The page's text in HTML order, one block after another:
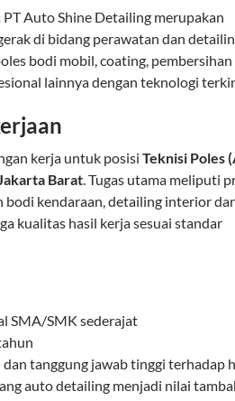
PT Auto Shine Detailing merupakan
di bidang perawatan dan
bodi mobil, coating,
lainnya dengan teknologi
kerja untuk posisi Teknisi Poles
Barat. Tugas utama meliputi
bodi kendaraan, detailing interior
kualitas hasil kerja sesuai standar
SMA/SMK sederajat
tanggung jawab tinggi terhadap
auto detailing menjadi nilai